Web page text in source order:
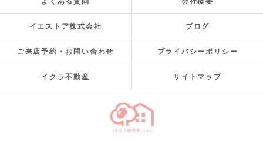
イエストア株式会社 ブログ
ご来店予約・お問い合わせ プライバシーポリシー
イクラ不動産 サイトマップ